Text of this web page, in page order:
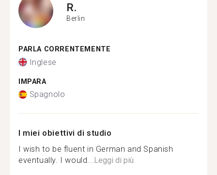
R.
Berlin
PARLA CORRENTEMENTE
Inglese
IMPARA
Spagnolo
I miei obiettivi di studio
I wish to be fluent in German and Spanish
eventually. I would...Leggi di più